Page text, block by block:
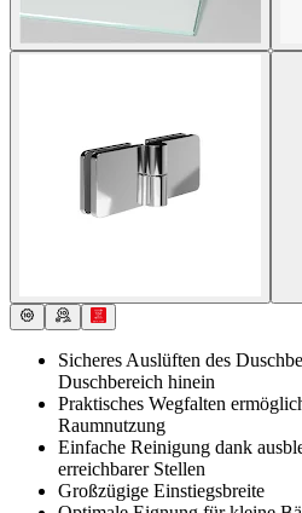
Sicheres Auslüften des
Duschbereich hinein
Praktisches Wegfalten
Raumnutzung
Einfache Reinigung dank
erreichbarer Stellen
Großzügige Einstiegsbreite